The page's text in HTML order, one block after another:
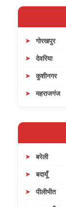
गोरखपुर
देवरिया
कुशीनगर
महराजगंज
बरेली
बदायूँ
पीलीभीत